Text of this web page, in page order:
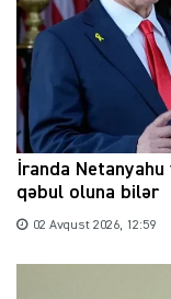
İranda
qəbul oluna bilər
02 Avqust 2026, 12:59